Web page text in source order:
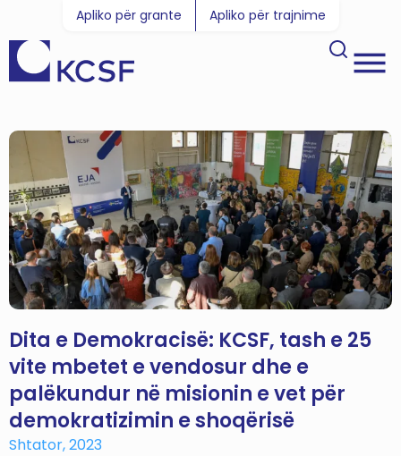
Apliko për grante Apliko për trajnime
Dita e Demokracisë: KCSF, tash e 25
vite mbetet e vendosur dhe e
palëkundur në misionin e vet për
demokratizimin e shoqërisë
Shtator, 2023